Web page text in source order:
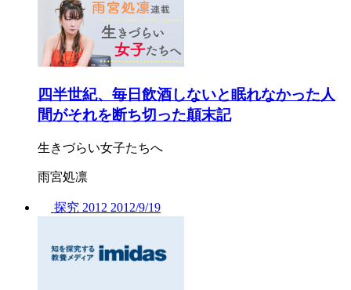
四半世紀、毎日飲酒しないと眠れなかった人
間がそれを断ち切った顛末記
生きづらい女子たちへ
雨宮処凛
探究 2012 2012/9/19